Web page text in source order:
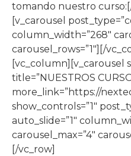
tomando nuestro
[v_carousel
column_width=”268″
carousel_rows=”1″][/
[vc_column][v_carousel
title=”NUESTROS
more_link=”https://
show_controls=”1″
auto_slide=”1″
carousel_max=”4″
[/vc_row]